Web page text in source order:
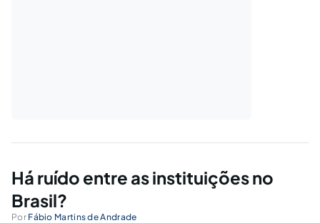
Há ruído entre as instituições no
Brasil?
Por Fábio Martins de Andrade